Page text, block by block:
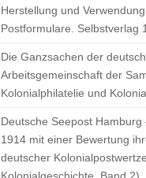
Herstellung und
Postformulare. Selbstverlag
Die Ganzsachen der
Arbeitsgemeinschaft der
Kolonialphilatelie und
Deutsche Seepost
1914 mit einer Bewertung
deutscher